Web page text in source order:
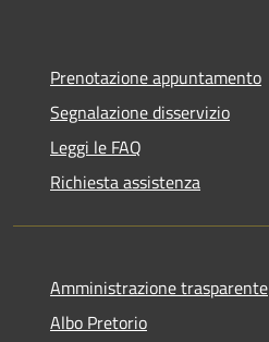
Prenotazione appuntamento
Segnalazione disservizio
Leggi le FAQ
Richiesta assistenza
Amministrazione trasparente
Albo Pretorio